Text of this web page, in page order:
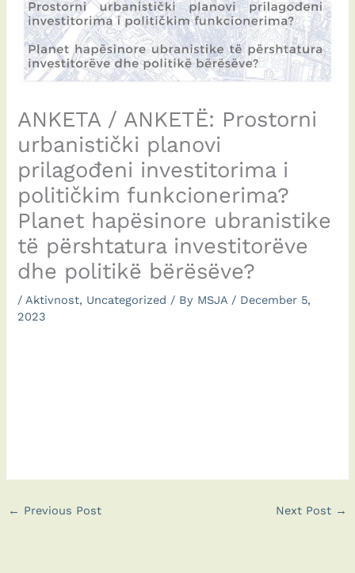
ANKETA / ANKETË: Prostorni
urbanistički planovi
prilagođeni investitorima i
političkim funkcionerima?
Planet hapësinore ubranistike
të përshtatura investitorëve
dhe politikë bërësëve?
/ Aktivnost, Uncategorized / By MSJA / December 5,
2023
← Previous Post Next Post →